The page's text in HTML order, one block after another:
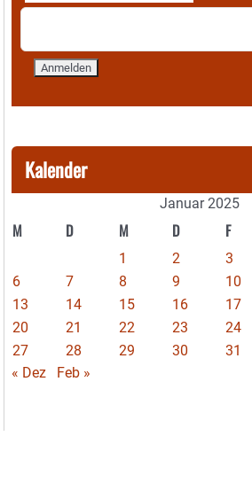
Kalender
Januar 2025
M D M D F
1 2 3
6
7 8 9 10
13
14 15 16 17
20
21 22 23 24
27
28 29 30
31
« Dez
Feb »